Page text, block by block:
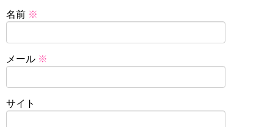
名前 ※
メール ※
サイト